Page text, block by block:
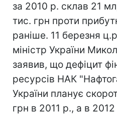
за 2010 р. склав 21
тис. грн проти
раніше. 11 березня
міністр України
заявив, що дефіцит
ресурсів НАК
України планує
грн в 2011 р., а в